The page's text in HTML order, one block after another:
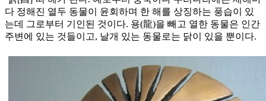
다 정해진 열두 동물이 윤회하며 한 해를 상징하는 풍습이 있
는데 그로부터 기인된 것이다. 용(龍)을 빼고 열한 동물은 인간
주변에 있는 것들이고, 날개 있는 동물로는 닭이 있을 뿐이다.